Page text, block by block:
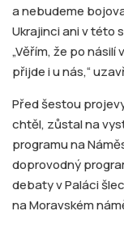
a nebudeme
Ukrajinci ani v této
„Věřím, že po
přijde i u nás,“
Před šestou
chtěl, zůstal na
programu na
doprovodný
debaty v Paláci
na Moravském